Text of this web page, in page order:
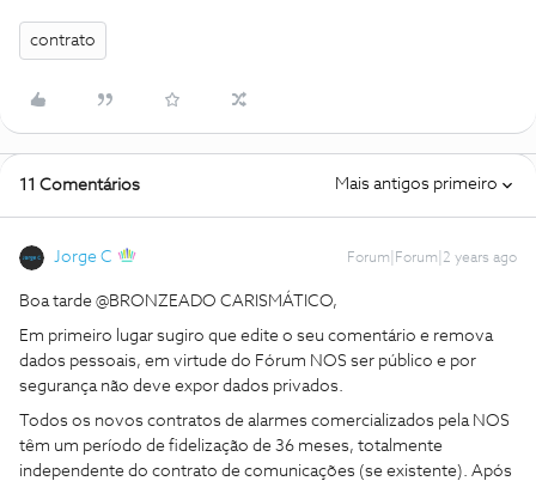
contrato
11 Comentários Mais antigos primeiro
Jorge C Forum|Forum|2 years ago
Boa tarde @BRONZEADO CARISMÁTICO,
Em primeiro lugar sugiro que edite o seu comentário e remova
dados pessoais, em virtude do Fórum NOS ser público e por
segurança não deve expor dados privados.
Todos os novos contratos de alarmes comercializados pela NOS
têm um período de fidelização de 36 meses, totalmente
independente do contrato de comunicações (se existente). Após